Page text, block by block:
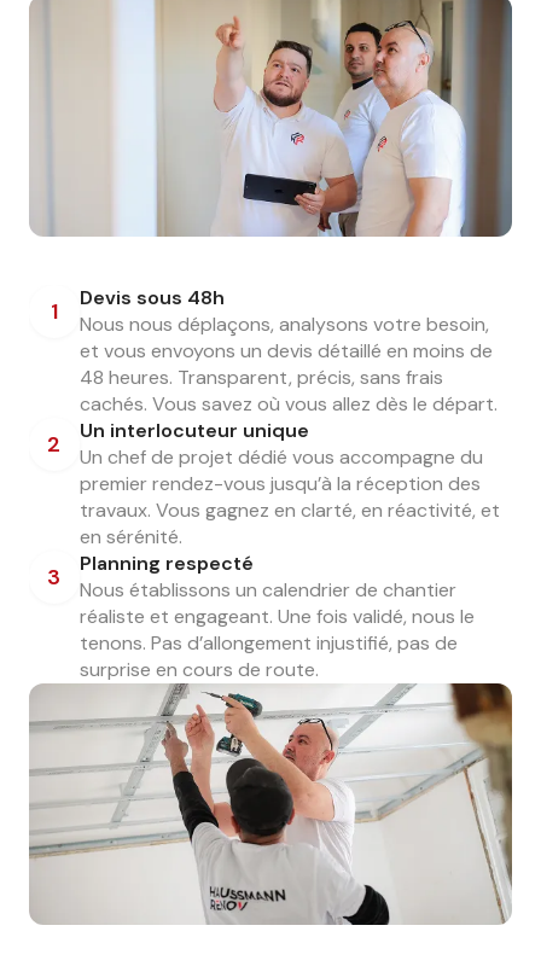
1
Devis sous 48h
Nous nous déplaçons, analysons votre besoin,
et vous envoyons un devis détaillé en moins de
48 heures. Transparent, précis, sans frais
cachés. Vous savez où vous allez dès le départ.
2
Un interlocuteur unique
Un chef de projet dédié vous accompagne du
premier rendez-vous jusqu’à la réception des
travaux. Vous gagnez en clarté, en réactivité, et
en sérénité.
3
Planning respecté
Nous établissons un calendrier de chantier
réaliste et engageant. Une fois validé, nous le
tenons. Pas d’allongement injustifié, pas de
surprise en cours de route.